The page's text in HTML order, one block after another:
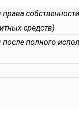
средств)
полного